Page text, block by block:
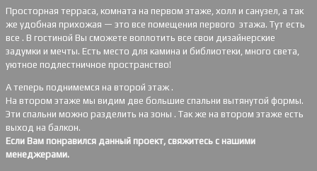
Просторная терраса, комната на первом этаже, холл и санузел, а так
же удобная прихожая — это все помещения первого этажа. Тут есть
все . В гостиной Вы сможете воплотить все свои дизайнерские
задумки и мечты. Есть место для камина и библиотеки, много света,
уютное подлестничное пространство!
А теперь поднимемся на второй этаж .
На втором этаже мы видим две большие спальни вытянутой формы.
Эти спальни можно разделить на зоны . Так же на втором этаже есть
выход на балкон.
Если Вам понравился данный проект, свяжитесь с нашими
менеджерами.